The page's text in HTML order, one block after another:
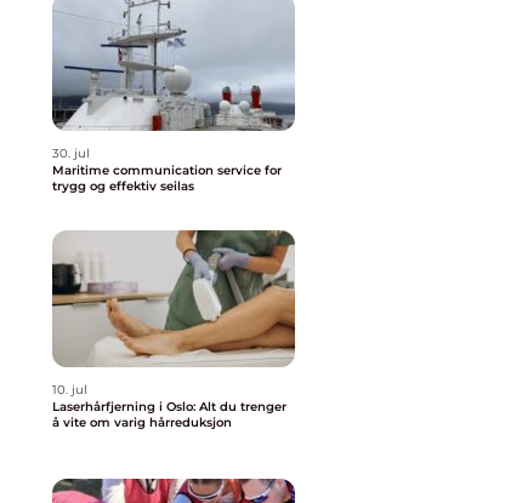
30. jul
Maritime communication service for
trygg og effektiv seilas
10. jul
Laserhårfjerning i Oslo: Alt du trenger
å vite om varig hårreduksjon